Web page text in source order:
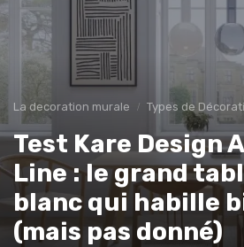
La decoration murale Types de
Test Kare Design
Line : le grand
blanc qui habille
(mais pas donné)